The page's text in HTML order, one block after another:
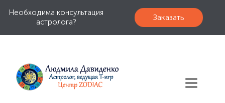
Необходима консультация
астролога?
Заказать